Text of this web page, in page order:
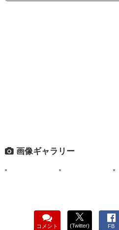
画像ギャラリー
コメント (Twitter) FB